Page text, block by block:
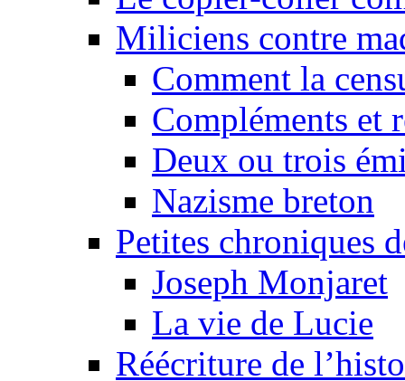
Miliciens contre
Comment la
Compléments et
Deux ou trois
Nazisme breton
Petites chroniques
Joseph Monjaret
La vie de Lucie
Réécriture de